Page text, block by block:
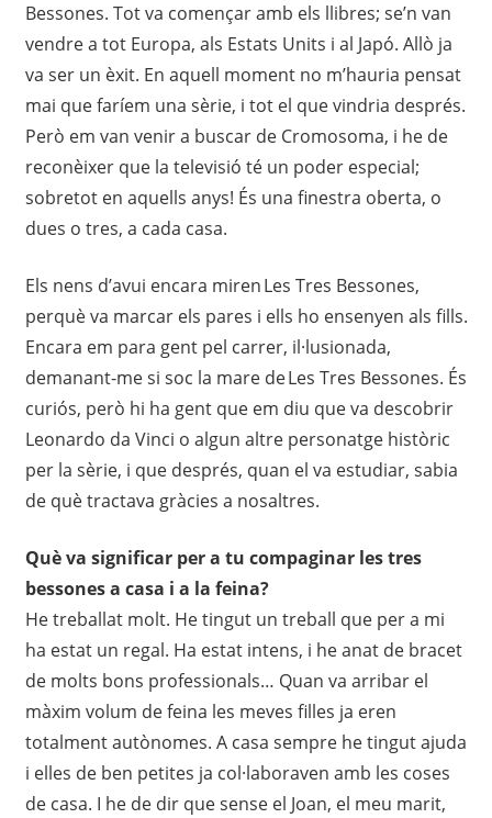
Bessones. Tot va començar amb els llibres; se’n van
vendre a tot Europa, als Estats Units i al Japó. Allò ja
va ser un èxit. En aquell moment no m’hauria pensat
mai que faríem una sèrie, i tot el que vindria després.
Però em van venir a buscar de Cromosoma, i he de
reconèixer que la televisió té un poder especial;
sobretot en aquells anys! És una finestra oberta, o
dues o tres, a cada casa.
Els nens d’avui encara miren Les Tres Bessones,
perquè va marcar els pares i ells ho ensenyen als fills.
Encara em para gent pel carrer, il·lusionada,
demanant-me si soc la mare de Les Tres Bessones. És
curiós, però hi ha gent que em diu que va descobrir
Leonardo da Vinci o algun altre personatge històric
per la sèrie, i que després, quan el va estudiar, sabia
de què tractava gràcies a nosaltres.
Què va significar per a tu compaginar les tres
bessones a casa i a la feina?
He treballat molt. He tingut un treball que per a mi
ha estat un regal. Ha estat intens, i he anat de bracet
de molts bons professionals… Quan va arribar el
màxim volum de feina les meves filles ja eren
totalment autònomes. A casa sempre he tingut ajuda
i elles de ben petites ja col·laboraven amb les coses
de casa. I he de dir que sense el Joan, el meu marit,